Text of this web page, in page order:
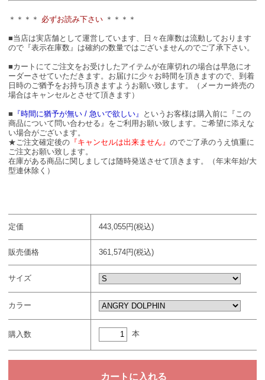
＊＊＊＊ 必ずお読み下さい ＊＊＊＊
■当店は実店舗として運営しています、日々在庫数は流動しております
ので『表示在庫数』は確約の数量ではございませんのでご了承下さい。
■カートにてご注文をお受けしたアイテムが在庫切れの場合は早急にオ
ーダーさせていただきます。お届けに少々お時間を頂きますので、到着
日時のご猶予をお持ち頂きますようお願い致します。（メーカー終売の
場合はキャンセルとさせて頂きます）
■ 『時間に猶予が無い / 急いで欲しい』
というお客様は購入前に『この
商品について問い合わせる』をご利用お願い致します。ご希望に添えな
い場合がございます。
★ご注文確定後の 『キャンセルは出来ません』 のでご了承のうえ慎重に
ご注文お願い致します。
在庫がある商品に関しましては随時発送させて頂きます。（年末年始/大
型連休除く）
定価 443,055円(税込)
販売価格 361,574円(税込)
サイズ
カラー
購入数 本